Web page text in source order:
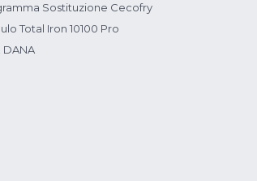
Sostituzione Cecofry
Total Iron 10100 Pro
DANA